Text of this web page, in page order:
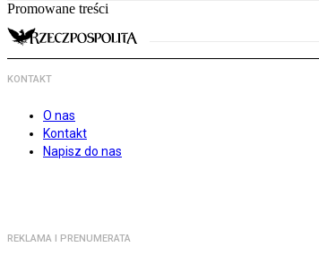
Promowane treści
KONTAKT
O nas
Kontakt
Napisz do nas
REKLAMA I PRENUMERATA